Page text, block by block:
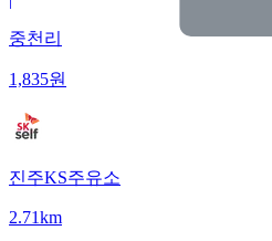
중천리
1,835원
진주KS주유소
2.71km